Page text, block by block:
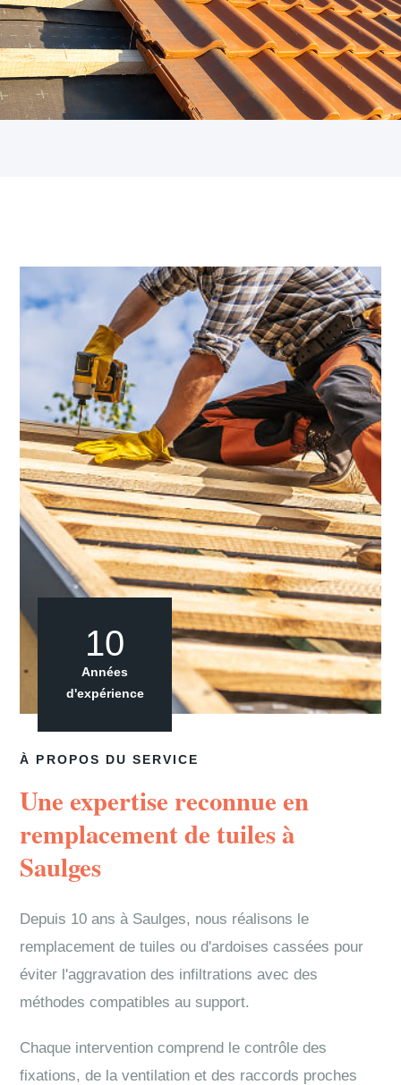
À PROPOS DU SERVICE
Une expertise reconnue en
remplacement de tuiles à
Saulges
Depuis 10 ans à Saulges, nous réalisons le
remplacement de tuiles ou d'ardoises cassées pour
éviter l'aggravation des infiltrations avec des
méthodes compatibles au support.
Chaque intervention comprend le contrôle des
fixations, de la ventilation et des raccords proches
10
Années
d'expérience